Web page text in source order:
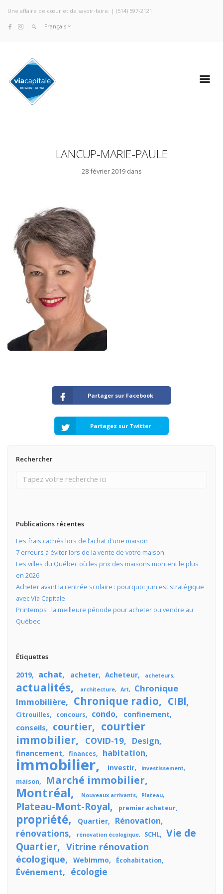
Une affaire de cœur et de savoir-faire. | (514) 597-2121
Français
LANCUP-MARIE-PAULE
28 février 2019 dans
Partager sur Facebook
Partagez sur Twitter
Rechercher
Publications récentes
Les frais cachés lors de l’achat d’une maison
7 erreurs à éviter lors de la vente de votre maison
Les villes du Québec où les prix des maisons montent le plus
en 2026
Acheter avant la rentrée scolaire : pourquoi juin est stratégique
avec Via Capitale
Printemps : la meilleure période pour acheter ou vendre au
Québec
Étiquettes
2019 achat acheter Acheteur acheteurs
actualités architecture Art
Chronique
Immobilière
Chronique radio CIBl
Citrouilles concours condo confinement
conseils courtier
courtier
immobilier
COVID-19 Design
financement finances habitation
immobilier investir investissement
maison Marché immobilier
Montréal Nouveaux arrivants Plateau
Plateau-Mont-Royal premier acheteur
propriété Quartier Rénovation
rénovations rénovation écologique SCHL
Vie de
Quartier
Vitrine rénovation
écologique
WebImmo Écohabitation
Événement écologie